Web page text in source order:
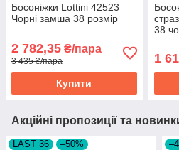
Босоніжки Lottini 42523
Чорні замша 38 розмір
2 782,35 ₴/пара
3 435 ₴/пара
Купити
38
1
Акційні пропозиції та
LAST 36 –50%